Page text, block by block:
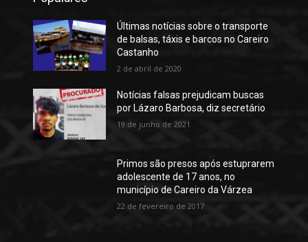
Últimas notícias sobre o transporte
de balsas, táxis e barcos no Careiro
Castanho
2 de abril de 2020
Notícias falsas prejudicam buscas
por Lázaro Barbosa, diz secretário
19 de junho de 2021
Primos são presos após estuprarem
adolescente de 17 anos, no
município de Careiro da Várzea
22 de fevereiro de 2017